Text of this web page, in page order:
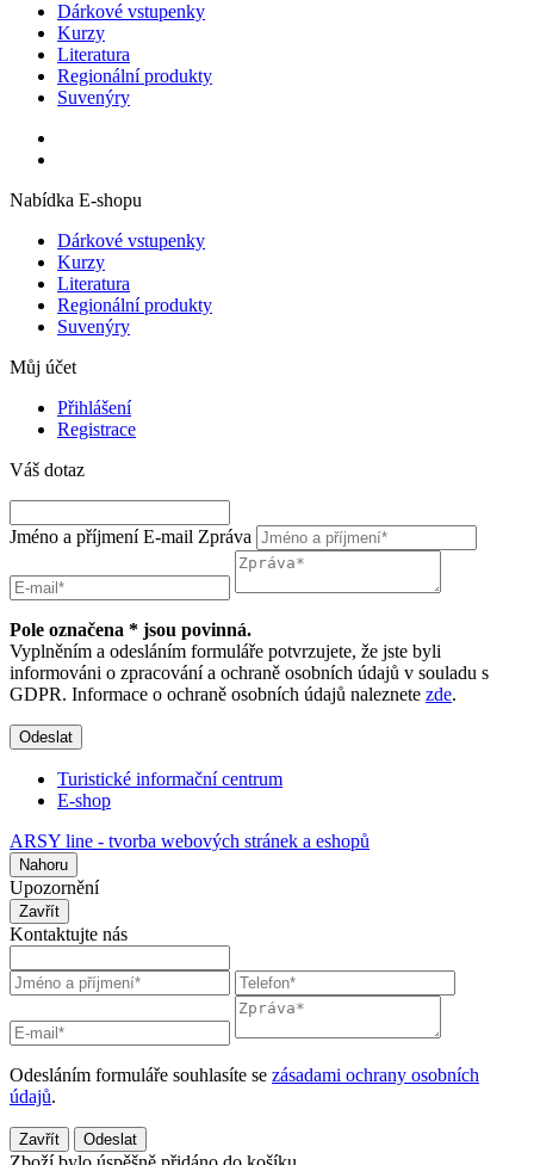
Dárkové vstupenky
Kurzy
Literatura
Regionální produkty
Suvenýry
Nabídka E-shopu
Dárkové vstupenky
Kurzy
Literatura
Regionální produkty
Suvenýry
Můj účet
Přihlášení
Registrace
Váš dotaz
Jméno a příjmení E-mail Zpráva
Pole označena * jsou povinná.
Vyplněním a odesláním formuláře potvrzujete, že jste byli
informováni o zpracování a ochraně osobních údajů v souladu s
GDPR. Informace o ochraně osobních údajů naleznete zde.
Odeslat
Turistické informační centrum
E-shop
ARSY line - tvorba webových stránek a eshopů
Nahoru
Upozornění
Zavřít
Kontaktujte nás
Odesláním formuláře souhlasíte se zásadami ochrany osobních
údajů.
Zavřít Odeslat